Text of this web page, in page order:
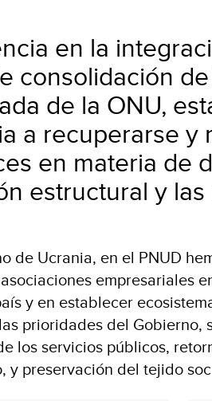
en la
consolidación
de la ONU,
a recuperarse y
en materia de
estructural y
de Ucrania, en el PNUD
empresariales
y en establecer
prioridades del Gobierno,
los servicios públicos,
preservación del tejido